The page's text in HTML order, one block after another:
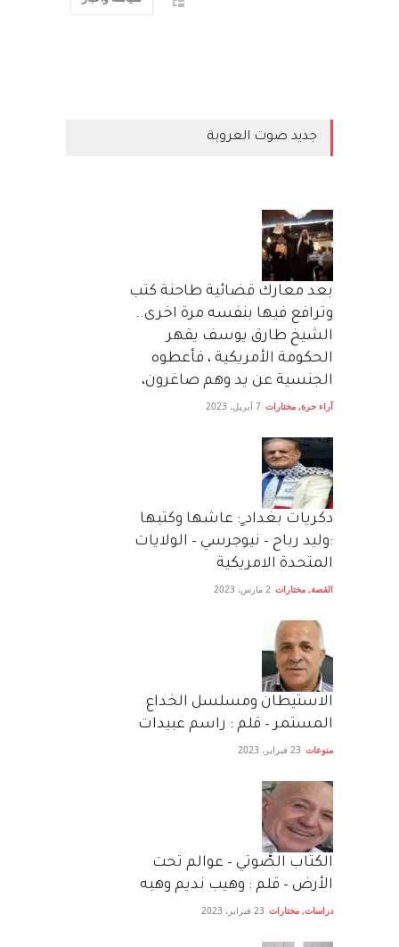
جديد صوت العروبة
بعد معارك قضائية طاحنة كتب
وترافع فيها بنفسه مرة اخرى..
الشيخ طارق يوسف يقهر
الحكومة الأمريكية ، فأعطوه
الجنسية عن يد وهم صاغرون،
آراء حرة, مختارات 7 أبريل، 2023
دكريات بغداد ٍ: عاشها وكتبها
:وليد رباح – نيوجرسي – الولايات
المتحدة الامريكية
القصة, مختارات 2 مارس، 2023
الاستيطان ومسلسل الخداع
المستمر – قلم : راسم عبيدات
منوعات 23 فبراير، 2023
الكتاب الصَّوتي – عوالم تحت
الأرض – قلم : وهيب نديم وهبه
دراسات, مختارات 23 فبراير، 2023